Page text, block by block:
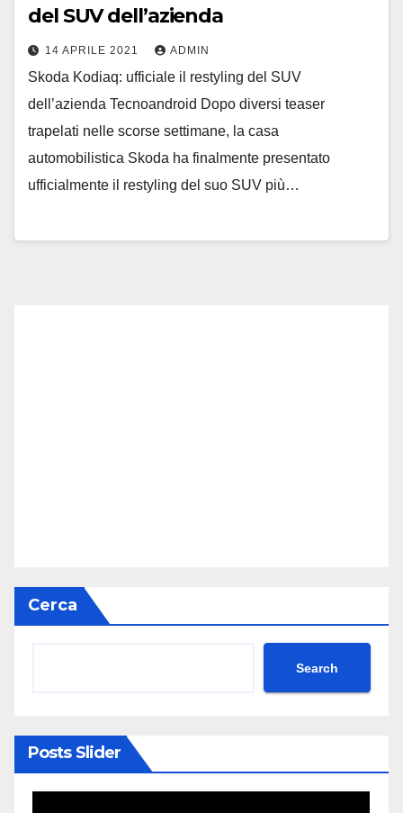
del SUV dell’azienda
14 APRILE 2021 ADMIN
Skoda Kodiaq: ufficiale il restyling del SUV
dell’azienda Tecnoandroid Dopo diversi teaser
trapelati nelle scorse settimane, la casa
automobilistica Skoda ha finalmente presentato
ufficialmente il restyling del suo SUV più…
Cerca
Search
Posts Slider